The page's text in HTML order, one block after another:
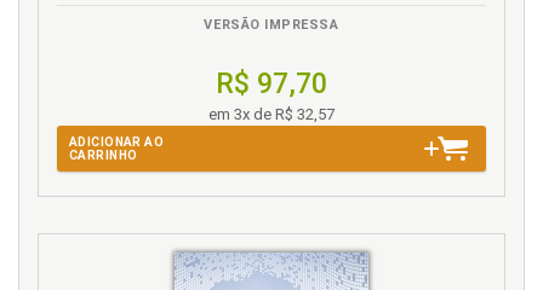
Metodologia da pesquisa, p. 43
Modelo contábil para condomínios, p. 49
Modelo de convenção condominial, p. 68
Modelo de regulamento interno para condomínios, p.
83
Modelo de relatórios contábeis e financeiros, p. 57
P
Participação do terceiro setor na economia
VERSÃO IMPRESSA
R$ 97,70
em 3x de R$ 32,57
ADICIONAR AO
CARRINHO